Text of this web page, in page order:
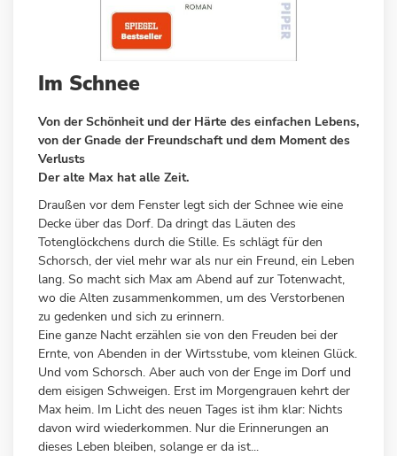
Anfang
Bildergalerie
springen
Im Schnee
Von der Schönheit und der Härte des einfachen Lebens,
von der Gnade der Freundschaft und dem Moment des
Verlusts
Der alte Max hat alle Zeit.
Draußen vor dem Fenster legt sich der Schnee wie eine
Decke über das Dorf. Da dringt das Läuten des
Totenglöckchens durch die Stille. Es schlägt für den
Schorsch, der viel mehr war als nur ein Freund, ein Leben
lang. So macht sich Max am Abend auf zur Totenwacht,
wo die Alten zusammenkommen, um des Verstorbenen
zu gedenken und sich zu erinnern.
Eine ganze Nacht erzählen sie von den Freuden bei der
Ernte, von Abenden in der Wirtsstube, vom kleinen Glück.
Und vom Schorsch. Aber auch von der Enge im Dorf und
dem eisigen Schweigen. Erst im Morgengrauen kehrt der
Maxheim. Im Licht des neuen Tages ist ihm klar: Nichts
davon wird wiederkommen. Nur die Erinnerungen an
dieses Leben bleiben, solange er da ist...